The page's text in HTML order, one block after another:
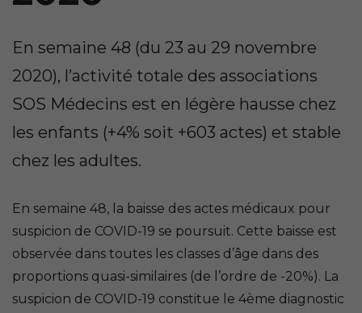
En semaine 48 (du 23 au 29 novembre
2020), l’activité totale des associations
SOS Médecins est en légère hausse chez
les enfants (+4% soit +603 actes) et stable
chez les adultes.
En semaine 48, la baisse des actes médicaux pour
suspicion de COVID-19 se poursuit. Cette baisse est
observée dans toutes les classes d’âge dans des
proportions quasi-similaires (de l’ordre de -20%). La
suspicion de COVID-19 constitue le 4ème diagnostic